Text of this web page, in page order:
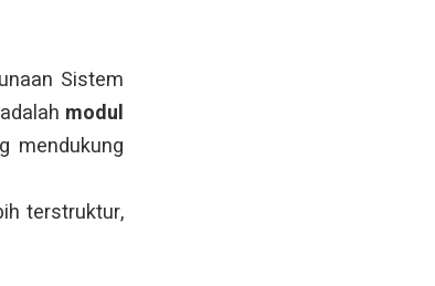
Sistem
modul
mendukung
terstruktur,